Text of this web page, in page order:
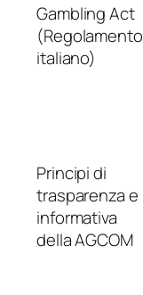
Gambling Act
(Regolamento
italiano)
Principi di
trasparenza e
informativa
della AGCOM